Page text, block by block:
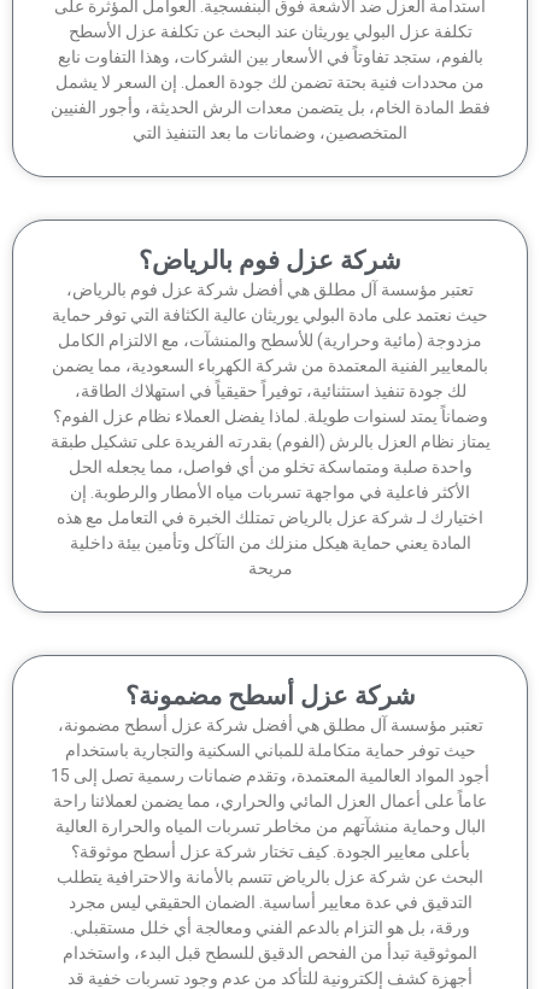
العزل ضد الأشعة فوق البنفسجية. العوامل المؤثرة على
تكلفة عزل البولي يوريثان عند البحث عن تكلفة عزل الأسطح
ستجد تفاوتاً في الأسعار بين الشركات، وهذا التفاوت نابع
محددات فنية بحتة تضمن لك جودة العمل. إن السعر لا يشمل
المادة الخام، بل يتضمن معدات الرش الحديثة، وأجور الفنيين
المتخصصين، وضمانات ما بعد التنفيذ التي
شركة عزل فوم بالرياض؟
تعتبر مؤسسة آل مطلق هي أفضل شركة عزل فوم بالرياض،
نعتمد على مادة البولي يوريثان عالية الكثافة التي توفر حماية
(مائية وحرارية) للأسطح والمنشآت، مع الالتزام الكامل
الفنية المعتمدة من شركة الكهرباء السعودية، مما يضمن
لك جودة تنفيذ استثنائية، توفيراً حقيقياً في استهلاك الطاقة،
يمتد لسنوات طويلة. لماذا يفضل العملاء نظام عزل الفوم؟
نظام العزل بالرش (الفوم) بقدرته الفريدة على تشكيل طبقة
واحدة صلبة ومتماسكة تخلو من أي فواصل، مما يجعله الحل
الأكثر فاعلية في مواجهة تسربات مياه الأمطار والرطوبة. إن
لـ شركة عزل بالرياض تمتلك الخبرة في التعامل مع هذه
المادة يعني حماية هيكل منزلك من التآكل وتأمين بيئة داخلية
شركة عزل أسطح مضمونة؟
مؤسسة آل مطلق هي أفضل شركة عزل أسطح مضمونة،
حيث توفر حماية متكاملة للمباني السكنية والتجارية باستخدام
أجود المواد العالمية المعتمدة، وتقدم ضمانات رسمية تصل إلى 15
على أعمال العزل المائي والحراري، مما يضمن لعملائنا راحة
وحماية منشآتهم من مخاطر تسربات المياه والحرارة العالية
بأعلى معايير الجودة. كيف تختار شركة عزل أسطح موثوقة؟
عن شركة عزل بالرياض تتسم بالأمانة والاحترافية يتطلب
التدقيق في عدة معايير أساسية. الضمان الحقيقي ليس مجرد
ورقة، بل هو التزام بالدعم الفني ومعالجة أي خلل مستقبلي.
الموثوقية تبدأ من الفحص الدقيق للسطح قبل البدء، واستخدام
أجهزة كشف إلكترونية للتأكد من عدم وجود تسربات خفية قد